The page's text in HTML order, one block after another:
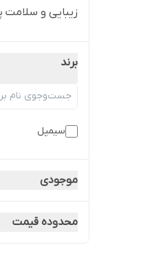
زیبایی و
برند
سیمپل
موجودی
محدوده قیمت